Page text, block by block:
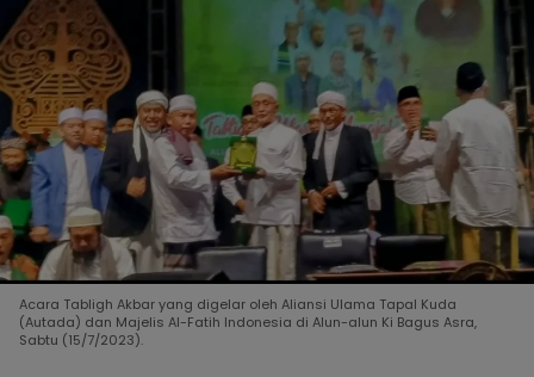
Acara Tabligh Akbar yang digelar oleh Aliansi Ulama Tapal Kuda
(Autada) dan Majelis Al-Fatih Indonesia di Alun-alun Ki Bagus Asra,
Sabtu (15/7/2023).